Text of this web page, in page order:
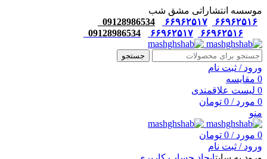
موسسه انتشاراتی مشق شب
۶۶۹۶۲۵۱۶
۶۶۹۶۲۵۱۷
09128986534
۶۶۹۶۲۵۱۶
۶۶۹۶۲۵۱۷ 09128986534
جستجو
ورود / ثبت نام
0 مقایسه
0 لیست علاقمندی
0 مورد /
0 تومان
منو
0 مورد /
0 تومان
ورود / ثبت نام